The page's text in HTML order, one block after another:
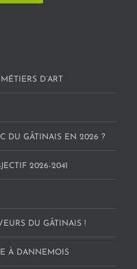
D’ART
DU GÂTINAIS EN 2026 ?
2026-2041
DU GÂTINAIS !
À DANNEMOIS